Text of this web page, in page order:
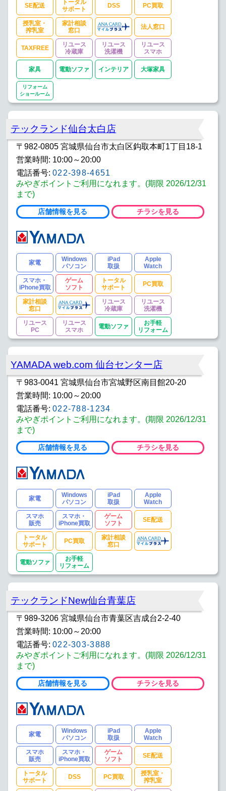
SE配送
トータル
サポート
DSS PC買取
授乳室・
搾乳室
家計相談
窓口
法人窓口
TAXFREE
リユース
冷蔵庫
リユース
洗濯機
リユース
スマホ
家具 電動ソファ インテリア 大塚家具
リフォーム
ショールーム
テックランド仙台太白店
〒982-0805 宮城県仙台市太白区鈎取本町1丁目18-1
営業時間: 10:00～20:00
電話番号: 022-398-4651
みやぎポイントご利用になれます。(期限 2026/12/31
まで)
店舗情報を見る チラシを見る
家電
Windows
パソコン
iPad
取扱
Apple
Watch
スマホ・
iPhone買取
ゲーム
ソフト
トータル
サポート
PC買取
家計相談
窓口
リユース
冷蔵庫
リユース
洗濯機
リユース
PC
リユース
スマホ
電動ソファ
お手軽
リフォーム
YAMADA web.com 仙台センター店
〒983-0041 宮城県仙台市宮城野区南目館20-20
営業時間: 10:00～20:00
電話番号: 022-788-1234
みやぎポイントご利用になれます。(期限 2026/12/31
まで)
店舗情報を見る チラシを見る
家電
Windows
パソコン
iPad
取扱
Apple
Watch
スマホ
販売
スマホ・
iPhone買取
ゲーム
ソフト
SE配送
トータル
サポート
PC買取
家計相談
窓口
電動ソファ
お手軽
リフォーム
テックランドNew仙台青葉店
〒989-3206 宮城県仙台市青葉区吉成台2-2-40
営業時間: 10:00～20:00
電話番号: 022-303-3888
みやぎポイントご利用になれます。(期限 2026/12/31
まで)
店舗情報を見る チラシを見る
家電
Windows
パソコン
iPad
取扱
Apple
Watch
スマホ
販売
スマホ・
iPhone買取
ゲーム
ソフト
SE配送
トータル
サポート
DSS PC買取
授乳室・
搾乳室